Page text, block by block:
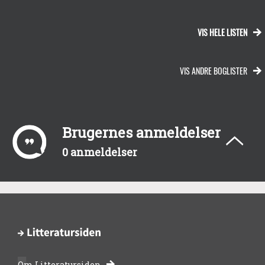
VIS HELE LISTEN
VIS ANDRE BOGLISTER
Brugernes anmeldelser
0 anmeldelser